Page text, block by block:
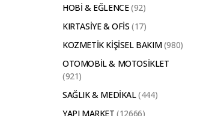
HOBİ & EĞLENCE(92)
KIRTASİYE & OFİS (17)
KOZMETİK KİŞİSEL BAKIM(980)
OTOMOBİL & MOTOSİKLET
(921)
SAĞLIK & MEDİKAL(444)
YAPI MARKET (12666)